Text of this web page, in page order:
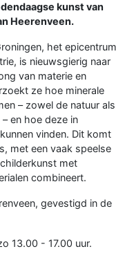
kunst van
Heerenveen.
het epicentrum
is nieuwsgierig naar
van materie en
ze hoe minerale
– zowel de natuur als
en hoe deze in
vinden. Dit komt
met een vaak speelse
met
combineert.
gevestigd in de
13.00 - 17.00 uur.